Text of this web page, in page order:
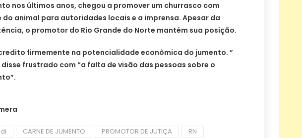
nos últimos anos, chegou a promover um churrasco com
do animal para autoridades locais e a imprensa. Apesar da
o promotor do Rio Grande do Norte mantém sua posição.
firmemente na potencialidade econômica do jumento. ”
disse frustrado com “a falta de visão das pessoas sobre o
CARNE DE JUMENTO PROMOTOR DE JUTIÇA
RN